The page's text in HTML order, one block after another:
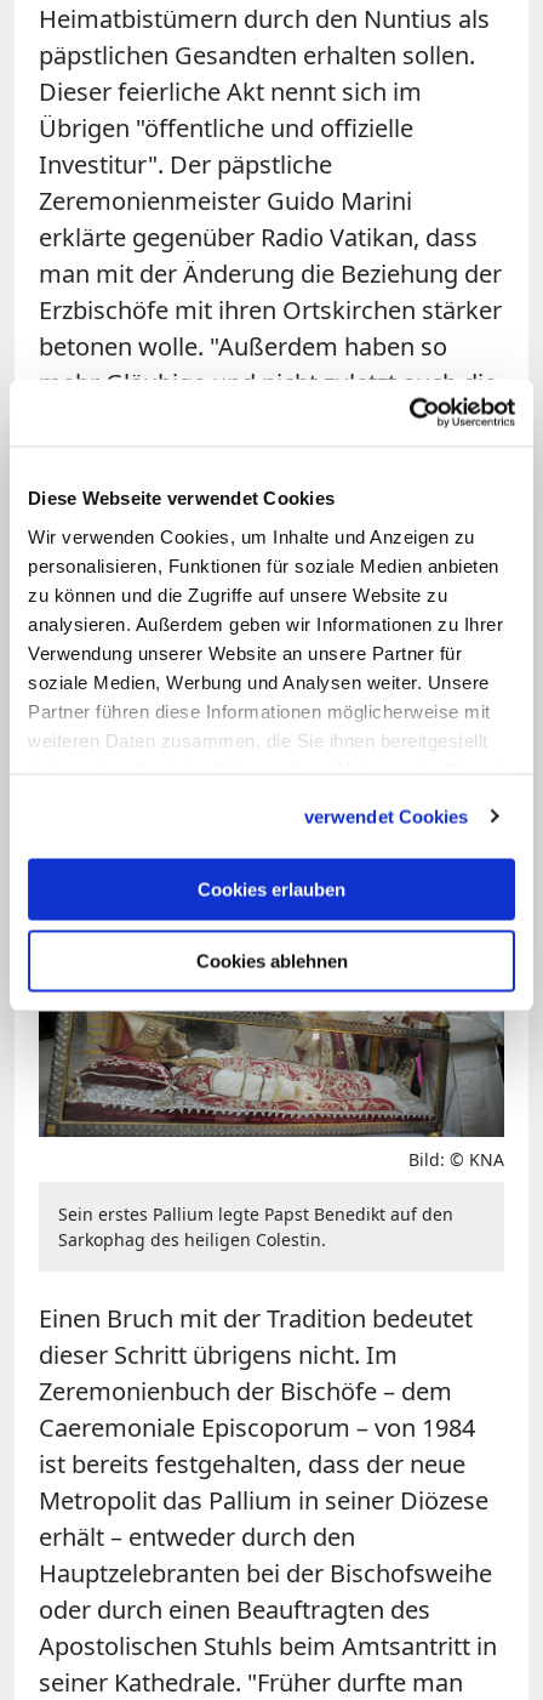
Diese Webseite verwendet Cookies
Wir verwenden Cookies, um Inhalte und Anzeigen zu
personalisieren, Funktionen für soziale Medien anbieten
zu können und die Zugriffe auf unsere Website zu
analysieren. Außerdem geben wir Informationen zu Ihrer
Verwendung unserer Website an unsere Partner für
soziale Medien, Werbung und Analysen weiter. Unsere
Partner führen diese Informationen möglicherweise mit
weiteren Daten zusammen, die Sie ihnen bereitgestellt
verwendet Cookies
Cookies erlauben
Cookies ablehnen
Heimatbistümern durch den Nuntius als
päpstlichen Gesandten erhalten sollen.
Dieser feierliche Akt nennt sich im
Übrigen "öffentliche und offizielle
Investitur". Der päpstliche
Zeremonienmeister Guido Marini
erklärte gegenüber Radio Vatikan, dass
man mit der Änderung die Beziehung der
Erzbischöfe mit ihren Ortskirchen stärker
betonen wolle. "Außerdem haben so
mehr Gläubige und nicht zuletzt auch die
bedeutenden Ritus teilzunehmen", so
Marini. Bei den Suffraganbistümern
handelt es sich um jene Diözesen, die der
Kirchenprovinz eines Erzbistums
zugeordnet sind.
Gesegnet werden die Pallien aber nach
wie vor am 29. Juni durch den Papst; die
Messe zu konzelebrieren. Sie erhalten
den Händen des Papstes.
Bild: © KNA
Sein erstes Pallium legte Papst Benedikt auf den
Sarkophag des heiligen Colestin.
Einen Bruch mit der Tradition bedeutet
dieser Schritt übrigens nicht. Im
Zeremonienbuch der Bischöfe – dem
Caeremoniale Episcoporum – von 1984
ist bereits festgehalten, dass der neue
Metropolit das Pallium in seiner Diözese
erhält – entweder durch den
Hauptzelebranten bei der Bischofsweihe
oder durch einen Beauftragten des
Apostolischen Stuhls beim Amtsantritt in
seiner Kathedrale. "Früher durfte man